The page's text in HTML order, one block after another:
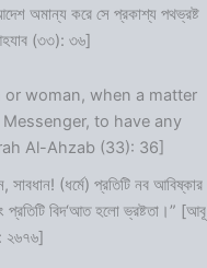
অমান্য করে সে প্রকাশ্য পথভ্রষ্ট
(৩৩): ৩৬]
woman, when a matter
to have any
Al-Ahzab (33): 36]
(ধর্মে) প্রতিটি নব আবিষ্কার
প্রতিটি বিদ‘আত হলো ভ্রষ্টতা।” [আবূ
২৬৭৬]